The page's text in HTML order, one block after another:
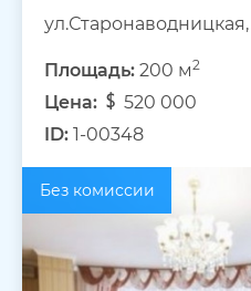
ул.Старонаводницкая,
Площадь: 200 м2
Цена:
520 000
ID: 1-00348
Без комиссии